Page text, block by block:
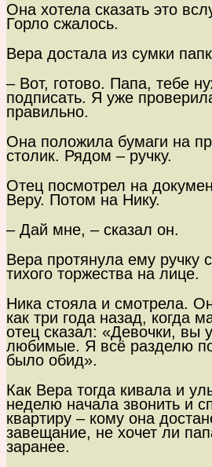
Она хотела сказать это
Горло сжалось.
Вера достала из сумки
– Вот, готово. Папа, тебе
подписать. Я уже
правильно.
Она положила бумаги на
столик. Рядом – ручку.
Отец посмотрел на
Веру. Потом на Нику.
– Дай мне, – сказал он.
Вера протянула ему ручку
тихого торжества на лице.
Ника стояла и смотрела.
как три года назад, когда
отец сказал: «Девочки, вы
любимые. Я всё разделю
было обид».
Как Вера тогда кивала и
неделю начала звонить и
квартиру – кому она
завещание, не хочет ли
заранее.